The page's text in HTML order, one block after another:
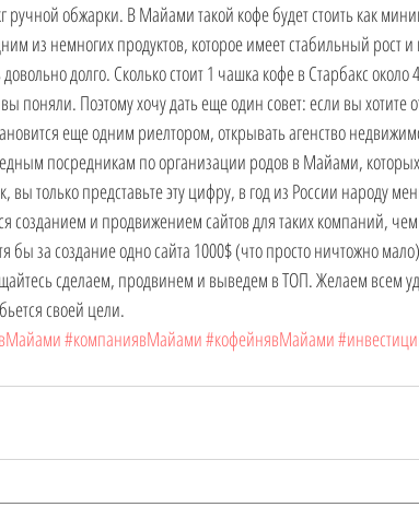
ручной обжарки. В Майами такой кофе будет стоить как
из немногих продуктов, которое имеет стабильный рост
долго. Сколько стоит 1 чашка кофе в Старбакс около
поняли. Поэтому хочу дать еще один совет: если вы хотите
еще одним риелтором, открывать агенство
посредникам по организации родов в Майами,
вы только представьте эту цифру, в год из России народу
созданием и продвижением сайтов для таких компаний,
бы за создание одно сайта 1000$ (что просто ничтожно
сделаем, продвинем и выведем в ТОП. Желаем всем
своей цели.
#компаниявМайами#кофейнявМайами